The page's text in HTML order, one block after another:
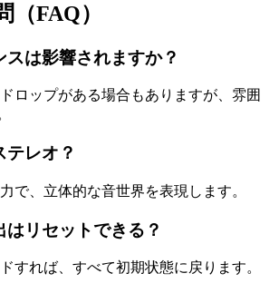
（FAQ）
は影響されますか？
ロップがある場合もありますが、雰囲
テレオ？
で、立体的な音世界を表現します。
リセットできる？
すれば、すべて初期状態に戻ります。